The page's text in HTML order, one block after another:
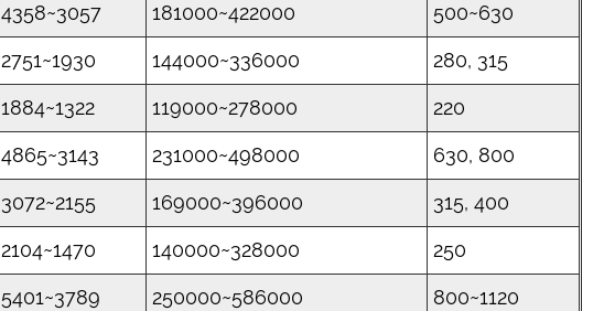
4358~3057 181000~422000 500~630
2751~1930 144000~336000 280, 315
1884~1322 119000~278000 220
4865~3143 231000~498000 630, 800
3072~2155 169000~396000 315, 400
2104~1470 140000~328000 250
5401~3789 250000~586000 800~1120